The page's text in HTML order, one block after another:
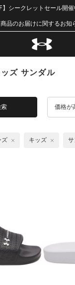
】シークレットセール開
商品のお届けに関するお知
ズ サンダル
価格が
ズ キッズ